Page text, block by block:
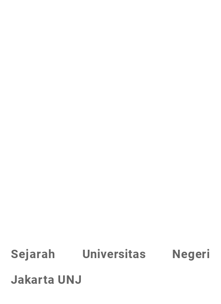
Sejarah Universitas Negeri
Jakarta UNJ